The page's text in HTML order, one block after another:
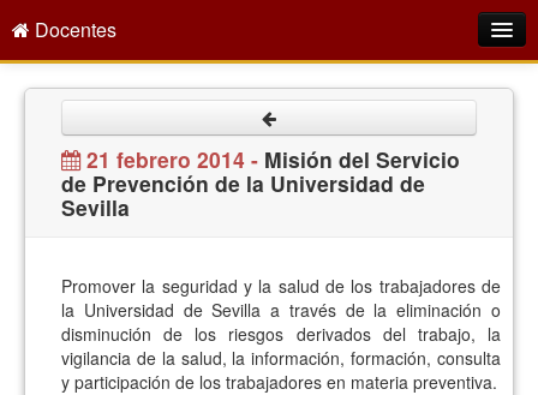
Docentes
Empleo Público
Gestión PDI
Seprus
Acción Social
Directorio
21 febrero 2014 - Misión del Servicio
de Prevención de la Universidad de
Sevilla
Promover la seguridad y la salud de los trabajadores de
la Universidad de Sevilla a través de la eliminación o
disminución de los riesgos derivados del trabajo, la
vigilancia de la salud, la información, formación, consulta
y participación de los trabajadores en materia preventiva.